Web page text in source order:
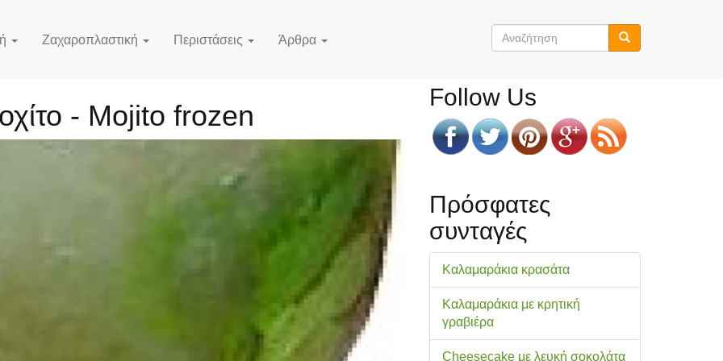
Ζαχαροπλαστική Περιστάσεις Άρθρα
Φόρμα
- Mojito frozen
Follow Us
Πρόσφατες
συνταγές
Καλαμαράκια κρασάτα
Καλαμαράκια με κρητική
γραβιέρα
Cheesecake με λευκή σοκολάτα